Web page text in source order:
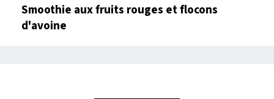
Smoothie aux fruits rouges et flocons
d'avoine